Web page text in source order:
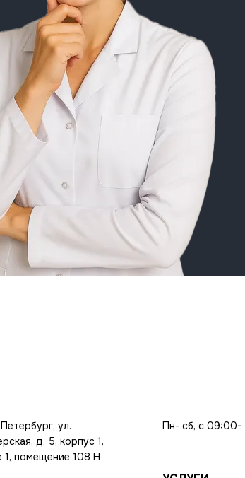
ул.
д. 5, корпус 1,
1, помещение 108 Н
Пн- сб, с 09:00-